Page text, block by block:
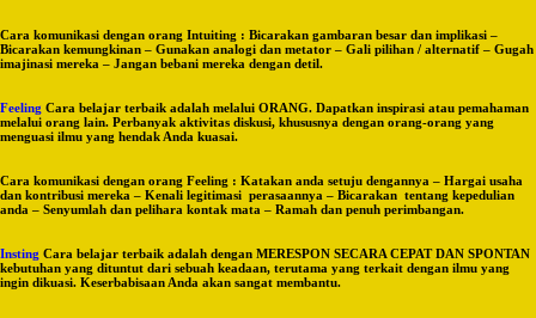
Cara komunikasi dengan orang Intuiting : Bicarakan gambaran besar dan implikasi –
Bicarakan kemungkinan – Gunakan analogi dan metator – Gali pilihan / alternatif – Gugah
imajinasi mereka – Jangan bebani mereka dengan detil.
Feeling Cara belajar terbaik adalah melalui ORANG. Dapatkan inspirasi atau pemahaman
melalui orang lain. Perbanyak aktivitas diskusi, khususnya dengan orang-orang yang
menguasi ilmu yang hendak Anda kuasai.
Cara komunikasi dengan orang Feeling : Katakan anda setuju dengannya – Hargai usaha
dan kontribusi mereka – Kenali legitimasi perasaannya – Bicarakan tentang kepedulian
anda – Senyumlah dan pelihara kontak mata – Ramah dan penuh perimbangan.
Insting Cara belajar terbaik adalah dengan MERESPON SECARA CEPAT DAN SPONTAN
kebutuhan yang dituntut dari sebuah keadaan, terutama yang terkait dengan ilmu yang
ingin dikuasi. Keserbabisaan Anda akan sangat membantu.